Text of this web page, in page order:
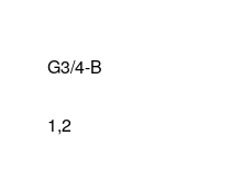
G3/4-B
1,2